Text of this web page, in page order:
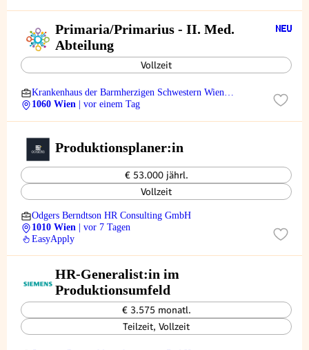
Primaria/Primarius - II. Med.
Abteilung
Vollzeit
Krankenhaus der Barmherzigen Schwestern Wien
Betriebsges.m.b.H.
1060 Wien | vor einem Tag
Produktionsplaner:in
€ 53.000 jährl.
Vollzeit
Odgers Berndtson HR Consulting GmbH
1010 Wien
| vor 7 Tagen
EasyApply
HR-Generalist:in im
Produktionsumfeld
€ 3.575 monatl.
Teilzeit, Vollzeit